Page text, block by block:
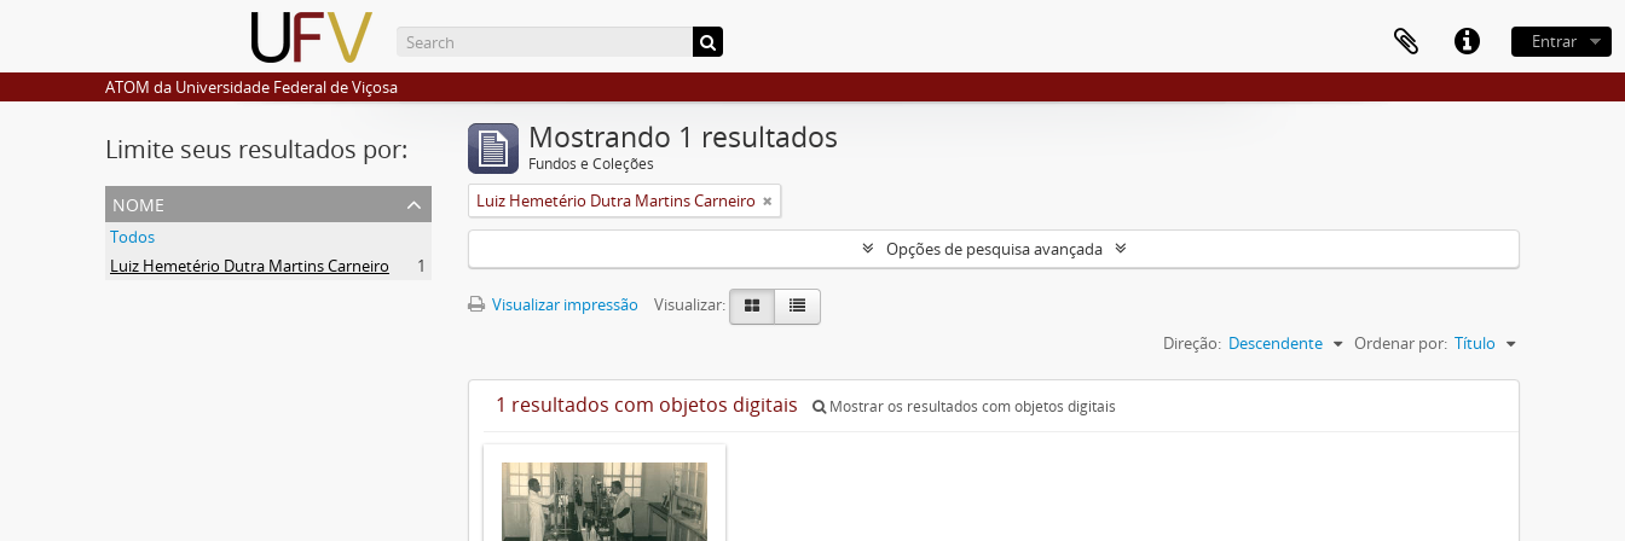
Entrar
ATOM da Universidade Federal de Viçosa
Limite seus resultados por:
nome
Todos
Luiz Hemetério Dutra Martins Carneiro
1
Mostrando 1 resultados
Fundos e Coleções
Luiz Hemetério Dutra Martins Carneiro
Opções de pesquisa avançada
Visualizar impressão
Visualizar:
Ordenar por: Título
Direção: Descendente
1 resultados com objetos digitais Mostrar os resultados com objetos digitais